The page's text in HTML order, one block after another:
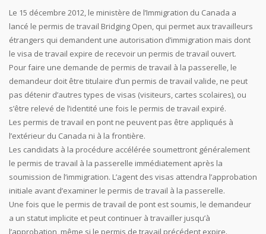
Le 15 décembre 2012, le ministère de l’Immigration du Canada a
lancé le permis de travail Bridging Open, qui permet aux travailleurs
étrangers qui demandent une autorisation d’immigration mais dont
le visa de travail expire de recevoir un permis de travail ouvert.
Pour faire une demande de permis de travail à la passerelle, le
demandeur doit être titulaire d’un permis de travail valide, ne peut
pas détenir d’autres types de visas (visiteurs, cartes scolaires), ou
s’être relevé de l’identité une fois le permis de travail expiré.
Les permis de travail en pont ne peuvent pas être appliqués à
l’extérieur du Canada ni à la frontière.
Les candidats à la procédure accélérée soumettront généralement
le permis de travail à la passerelle immédiatement après la
soumission de l’immigration. L’agent des visas attendra l’approbation
initiale avant d’examiner le permis de travail à la passerelle.
Une fois que le permis de travail de pont est soumis, le demandeur
a un statut implicite et peut continuer à travailler jusqu’à
l’approbation, même si le permis de travail précédent expire.